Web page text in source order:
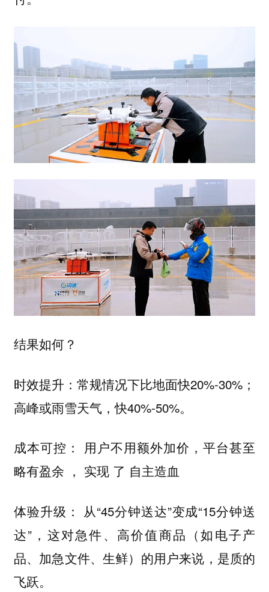
结果如何？
时效提升 ：常规情况下比地面快20%-30%；
高峰或雨雪天气，快40%-50%。
成本可控 ： 用户不用额外加价，平台甚至
略有盈余 ， 实现 了 自主造血
体验升级 ： 从“45分钟送达”变成“15分钟送
达”，这对急件、高价值商品（如电子产
品、加急文件、生鲜）的用户来说，是质的
飞跃。